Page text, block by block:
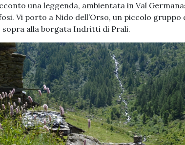
una leggenda, ambientata in Val
Vi porto a Nido dell’Orso, un piccolo gruppo
sopra alla borgata Indritti di Prali.